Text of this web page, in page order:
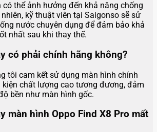
thể ảnh hưởng đến khả năng chống
kỹ thuật viên tại Saigonso sẽ sử
nước chuyên dụng để đảm bảo khả
nhất sau khi thay thế.
có phải chính hãng không?
tôi cam kết sử dụng màn hình chính
chất lượng cao tương đương, đảm
bền như màn hình gốc.
màn hình Oppo Find X8 Pro mất